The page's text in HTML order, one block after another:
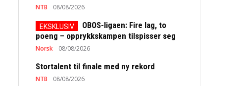
NTB 08/08/2026
OBOS-ligaen: Fire lag, to
poeng – opprykkskampen tilspisser seg
Norsk 08/08/2026
Stortalent til finale med ny rekord
NTB 08/08/2026